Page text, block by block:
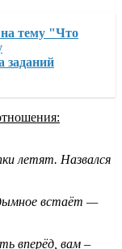
тему "Что
заданий
летят. Назвался
встаёт —
вперёд, вам –